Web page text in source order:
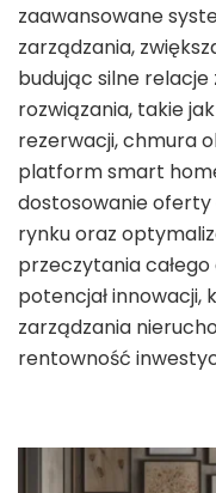
zaawansowane
zarządzania,
budując silne
rozwiązania, takie
rezerwacji, chmura
platform smart
dostosowanie
rynku oraz
przeczytania całego
potencjał
zarządzania
rentowność